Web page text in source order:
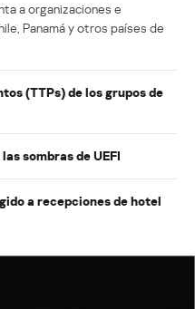
a organizaciones e
Panamá y otros países de
(TTPs) de los grupos de
sombras de UEFI
a recepciones de hotel